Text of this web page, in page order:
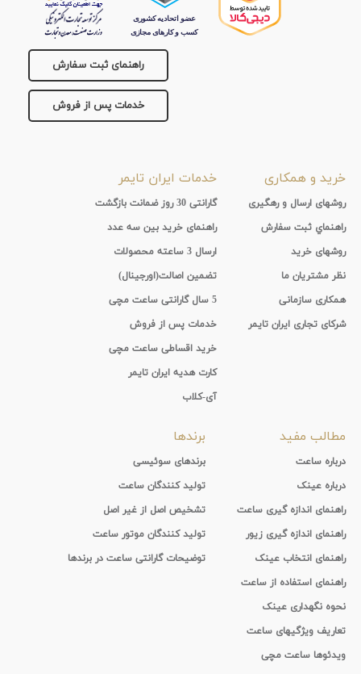
راهنمای ثبت سفارش
خدمات پس از فروش
خرید و همکاری
روشهای ارسال و رهگیری
راهنماي ثبت سفارش
روشهای خرید
نظر مشتریان ما
همکاری سازمانی
شرکای تجاری ایران تایمر
خدمات ایران تایمر
گارانتی 30 روز ضمانت بازگشت
راهنمای خرید بین سه عدد
ارسال 3 ساعته محصولات
تضمین اصالت(اورجینال)
5 سال گارانتی ساعت مچی
خدمات پس از فروش
خرید اقساطی ساعت مچی
کارت هدیه ایران تایمر
آی-کلاب
مطالب مفید
درباره ساعت
درباره عینک
راهنمای اندازه گیری ساعت
راهنمای اندازه گیری زیور
راهنمای انتخاب عینک
راهنمای استفاده از ساعت
نحوه نگهداری عینک
تعاریف ویژگیهای ساعت
ویدئوها ساعت مچی
برندها
برندهای سوئیسی
تولید کنندگان ساعت
تشخیص اصل از غیر اصل
تولید کنندگان موتور ساعت
توضیحات گارانتی ساعت در برندها